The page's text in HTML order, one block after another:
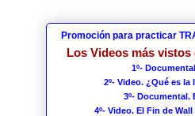
Promoción para practicar
Los Videos más
1º-
2º- Video. ¿Qué es
3º- Documental.
4º- Video. El Fin de